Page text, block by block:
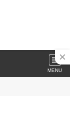
MENU